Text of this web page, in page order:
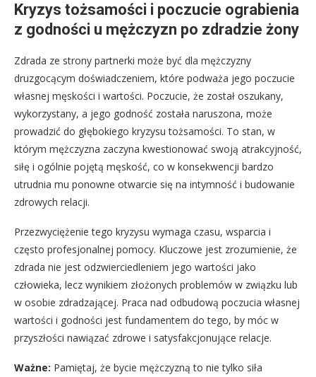
Kryzys tożsamości i poczucie ograbienia
z godności u mężczyzn po zdradzie żony
Zdrada ze strony partnerki może być dla mężczyzny
druzgocącym doświadczeniem, które podważa jego poczucie
własnej męskości i wartości. Poczucie, że został oszukany,
wykorzystany, a jego godność została naruszona, może
prowadzić do głębokiego kryzysu tożsamości. To stan, w
którym mężczyzna zaczyna kwestionować swoją atrakcyjność,
siłę i ogólnie pojętą męskość, co w konsekwencji bardzo
utrudnia mu ponowne otwarcie się na intymność i budowanie
zdrowych relacji.
Przezwyciężenie tego kryzysu wymaga czasu, wsparcia i
często profesjonalnej pomocy. Kluczowe jest zrozumienie, że
zdrada nie jest odzwierciedleniem jego wartości jako
człowieka, lecz wynikiem złożonych problemów w związku lub
w osobie zdradzającej. Praca nad odbudową poczucia własnej
wartości i godności jest fundamentem do tego, by móc w
przyszłości nawiązać zdrowe i satysfakcjonujące relacje.
Ważne: Pamiętaj, że bycie mężczyzną to nie tylko siła